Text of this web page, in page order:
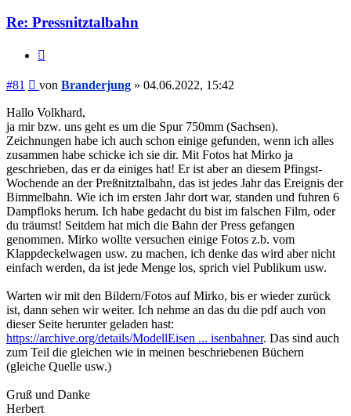
Re: Pressnitztalbahn
#81 Beitrag
von Branderjung » 04.06.2022, 15:42
Hallo Volkhard,
ja mir bzw. uns geht es um die Spur 750mm (Sachsen).
Zeichnungen habe ich auch schon einige gefunden, wenn ich alles
zusammen habe schicke ich sie dir. Mit Fotos hat Mirko ja
geschrieben, das er da einiges hat! Er ist aber an diesem Pfingst-
Wochende an der Preßnitztalbahn, das ist jedes Jahr das Ereignis der
Bimmelbahn. Wie ich im ersten Jahr dort war, standen und fuhren 6
Dampfloks herum. Ich habe gedacht du bist im falschen Film, oder
du träumst! Seitdem hat mich die Bahn der Press gefangen
genommen. Mirko wollte versuchen einige Fotos z.b. vom
Klappdeckelwagen usw. zu machen, ich denke das wird aber nicht
einfach werden, da ist jede Menge los, sprich viel Publikum usw.
Warten wir mit den Bildern/Fotos auf Mirko, bis er wieder zurück
ist, dann sehen wir weiter. Ich nehme an das du die pdf auch von
dieser Seite herunter geladen hast:
https://archive.org/details/ModellEisen ... isenbahner. Das sind auch
zum Teil die gleichen wie in meinen beschriebenen Büchern
(gleiche Quelle usw.)
Gruß und Danke
Herbert